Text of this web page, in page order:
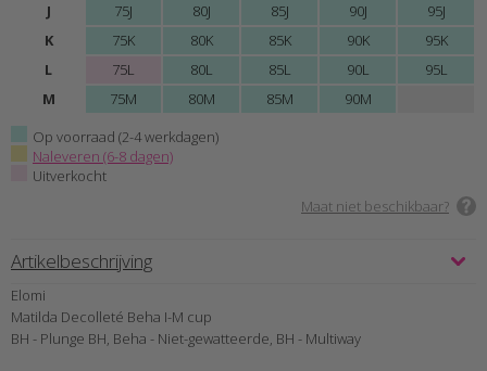
J
75J 80J 85J 90J
95J
K
75K 80K 85K 90K
95K
L
75L 80L 85L 90L
95L
M
75M 80M 85M
90M
Op voorraad (2-4 werkdagen)
Naleveren (6-8 dagen)
Uitverkocht
Maat niet beschikbaar?
Artikelbeschrijving
Elomi
Matilda Decolleté Beha I-M cup
BH - Plunge BH, Beha - Niet-gewatteerde, BH - Multiway